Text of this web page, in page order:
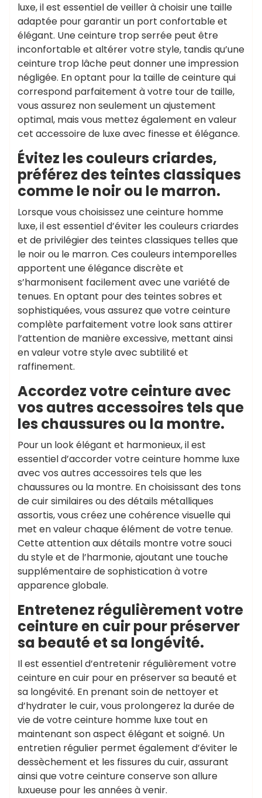
luxe, il est essentiel de veiller à choisir une taille
adaptée pour garantir un port confortable et
élégant. Une ceinture trop serrée peut être
inconfortable et altérer votre style, tandis qu’une
ceinture trop lâche peut donner une impression
négligée. En optant pour la taille de ceinture qui
correspond parfaitement à votre tour de taille,
vous assurez non seulement un ajustement
optimal, mais vous mettez également en valeur
cet accessoire de luxe avec finesse et élégance.
Évitez les couleurs criardes,
préférez des teintes classiques
comme le noir ou le marron.
Lorsque vous choisissez une ceinture homme
luxe, il est essentiel d’éviter les couleurs criardes
et de privilégier des teintes classiques telles que
le noir ou le marron. Ces couleurs intemporelles
apportent une élégance discrète et
s’harmonisent facilement avec une variété de
tenues. En optant pour des teintes sobres et
sophistiquées, vous assurez que votre ceinture
complète parfaitement votre look sans attirer
l’attention de manière excessive, mettant ainsi
en valeur votre style avec subtilité et
raffinement.
Accordez votre ceinture avec
vos autres accessoires tels que
les chaussures ou la montre.
Pour un look élégant et harmonieux, il est
essentiel d’accorder votre ceinture homme luxe
avec vos autres accessoires tels que les
chaussures ou la montre. En choisissant des tons
de cuir similaires ou des détails métalliques
assortis, vous créez une cohérence visuelle qui
met en valeur chaque élément de votre tenue.
Cette attention aux détails montre votre souci
du style et de l’harmonie, ajoutant une touche
supplémentaire de sophistication à votre
apparence globale.
Entretenez régulièrement votre
ceinture en cuir pour préserver
sa beauté et sa longévité.
Il est essentiel d’entretenir régulièrement votre
ceinture en cuir pour en préserver sa beauté et
sa longévité. En prenant soin de nettoyer et
d’hydrater le cuir, vous prolongerez la durée de
vie de votre ceinture homme luxe tout en
maintenant son aspect élégant et soigné. Un
entretien régulier permet également d’éviter le
dessèchement et les fissures du cuir, assurant
ainsi que votre ceinture conserve son allure
luxueuse pour les années à venir.